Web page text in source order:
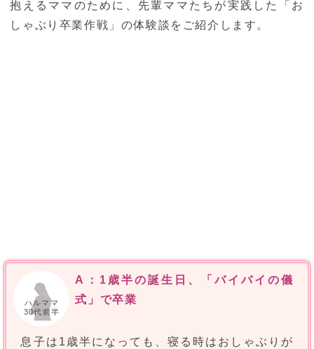
抱えるママのために、先輩ママたちが実践した「お
しゃぶり卒業作戦」の体験談をご紹介します。
ハルママ
30代前半
A：1歳半の誕生日、「バイバイの儀
式」で卒業
息子は1歳半になっても、寝る時はおしゃぶりが